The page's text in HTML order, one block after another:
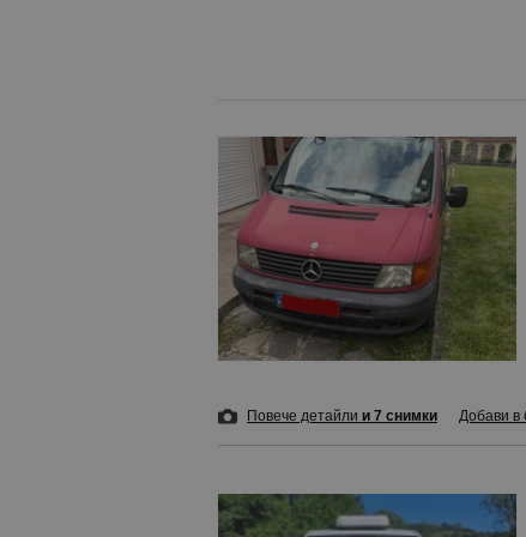
Повече детайли и 7 снимки Добави в